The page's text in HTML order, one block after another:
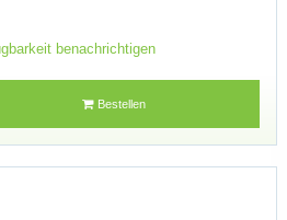
benachrichtigen
Bestellen